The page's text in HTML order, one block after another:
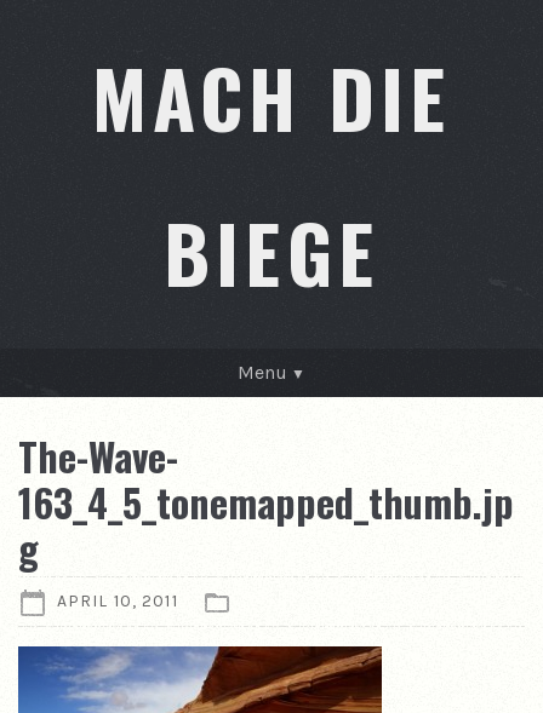
MACH DIE
BIEGE
Menu
KONTAKT
ÜBER MICH
The-Wave-
163_4_5_tonemapped_thumb.jp
g
APRIL 10, 2011